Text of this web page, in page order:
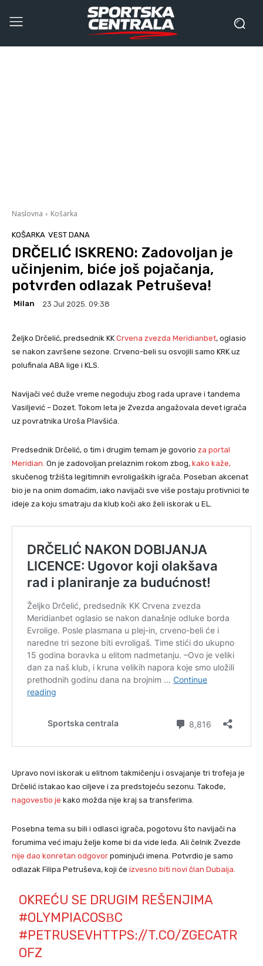
Naslovna Košarka
KOŠARKA VEST DANA
DRČELIĆ ISKRENO: Zadovoljan je
učinjenim, biće još pojačanja,
potvrđen odlazak Petruševa!
Milan 23 Jul 2025. 09:38
Željko Drčelić, predsednik KK Crvena zvezda Meridianbet, oglasio
se nakon završene sezone. Crveno-beli su osvojili samo KRK uz
polufinala ABA lige i KLS.
Navijači već duže vreme negoduju zbog rada uprave i tandema
Vasiljević – Dozet. Tokom leta je Zvezda angažovala devet igrača
uz povratnika Uroša Plavšića.
Predsednik Drčelić, o tim i drugim temam je govorio za portal
Meridian. On je zadovoljan prelaznim rokom zbog, kako kaže,
skučenog tržišta legitimnih evroligaških igrača. Poseban akcenat
bio je na onim domaćim, iako navijači sve više postaju protivnici te
ideje za koju smatraju da klub koči ako želi iskorak u EL.
Upravo novi iskorak u elitnom takmičenju i osvajanje tri trofeja je
Drčelić istakao kao ciljeve i za predstojeću sezonu. Takođe,
nagovestio je kako možda nije kraj sa transferima.
Posebna tema su bili i odlasci igrača, pogotovu što navijači na
forumima već imaju želje kome bi da vide leđa. Ali čelnik Zvezde
nije dao konretan odgovor pominjući imena. Potvrdio je samo
odlazak Filipa Petruševa, koji će izvesno biti novi član Dubaija.
OKREĆU SE DRUGIM REŠENJIMA
#OLYMPIACOSΒC
#PETRUSEVHTTPS://T.CO/ZGECATR
OFZ